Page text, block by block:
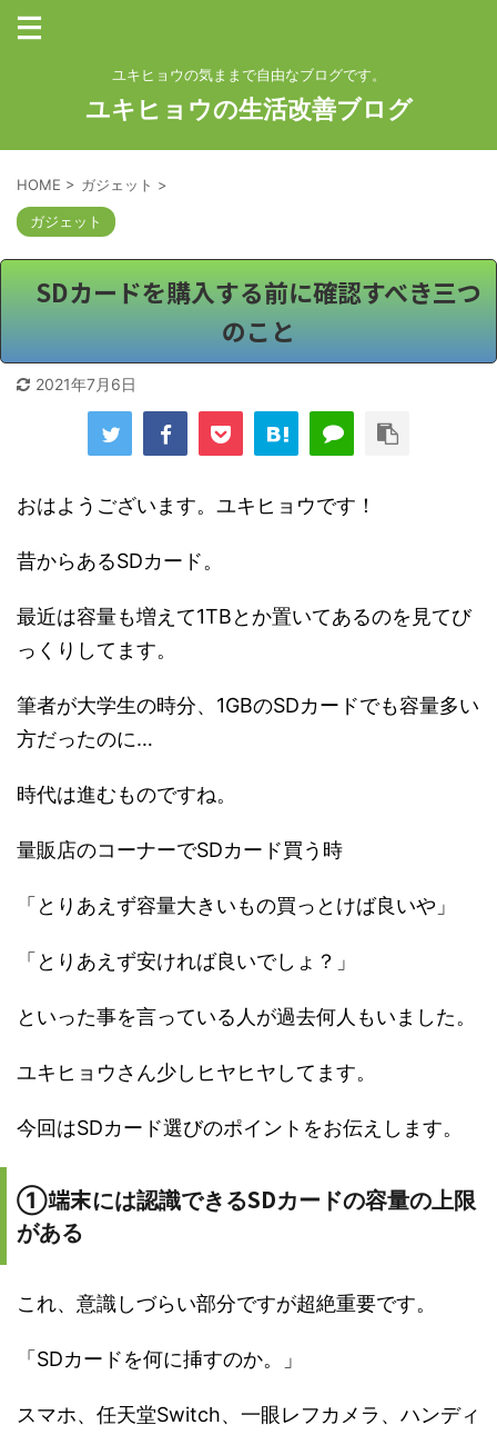
ユキヒョウの気ままで自由なブログです。
ユキヒョウの生活改善ブログ
HOME > ガジェット >
ガジェット
SDカードを購入する前に確認すべき三つ
のこと
2021年7月6日
おはようございます。ユキヒョウです！
昔からあるSDカード。
最近は容量も増えて1TBとか置いてあるのを見てび
っくりしてます。
筆者が大学生の時分、1GBのSDカードでも容量多い
方だったのに…
時代は進むものですね。
量販店のコーナーでSDカード買う時
「とりあえず容量大きいもの買っとけば良いや」
「とりあえず安ければ良いでしょ？」
といった事を言っている人が過去何人もいました。
ユキヒョウさん少しヒヤヒヤしてます。
今回はSDカード選びのポイントをお伝えします。
①端末には認識できるSDカードの容量の上限
がある
これ、意識しづらい部分ですが超絶重要です。
「SDカードを何に挿すのか。」
スマホ、任天堂Switch、一眼レフカメラ、ハンディ